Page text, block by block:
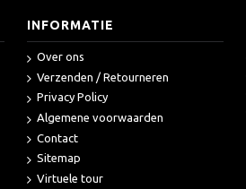
INFORMATIE
Over ons
Verzenden / Retourneren
Privacy Policy
Algemene voorwaarden
Contact
Sitemap
Virtuele tour